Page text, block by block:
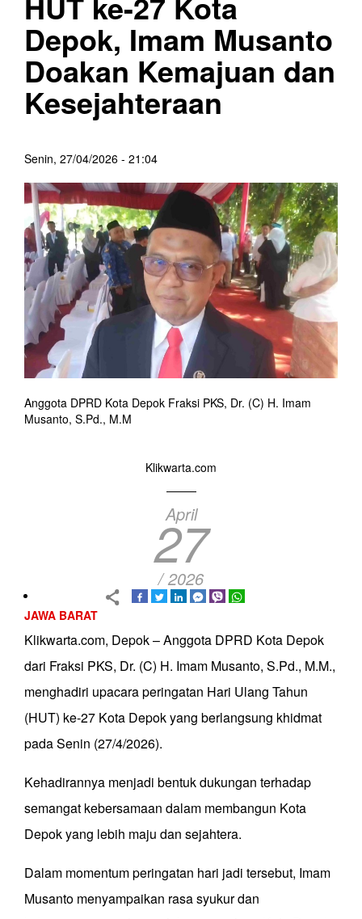
Depok, Imam Musanto
Doakan Kemajuan dan
Kesejahteraan
Senin, 27/04/2026 - 21:04
Anggota DPRD Kota Depok Fraksi PKS, Dr. (C) H. Imam
Musanto, S.Pd., M.M
Klikwarta.com
April
27
/ 2026
JAWA BARAT
Klikwarta.com, Depok – Anggota DPRD Kota Depok
dari Fraksi PKS, Dr. (C) H. Imam Musanto, S.Pd., M.M.,
menghadiri upacara peringatan Hari Ulang Tahun
(HUT) ke-27 Kota Depok yang berlangsung khidmat
pada Senin (27/4/2026).
Kehadirannya menjadi bentuk dukungan terhadap
semangat kebersamaan dalam membangun Kota
Depok yang lebih maju dan sejahtera.
Dalam momentum peringatan hari jadi tersebut, Imam
Musanto menyampaikan rasa syukur dan